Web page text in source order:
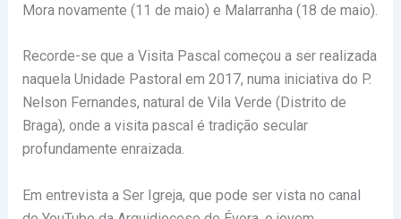
Mora novamente (11 de maio) e Malarranha (18 de maio).
Recorde-se que a Visita Pascal começou a ser realizada
naquela Unidade Pastoral em 2017, numa iniciativa do P.
Nelson Fernandes, natural de Vila Verde (Distrito de
Braga), onde a visita pascal é tradição secular
profundamente enraizada.
Em entrevista a Ser Igreja, que pode ser vista no canal